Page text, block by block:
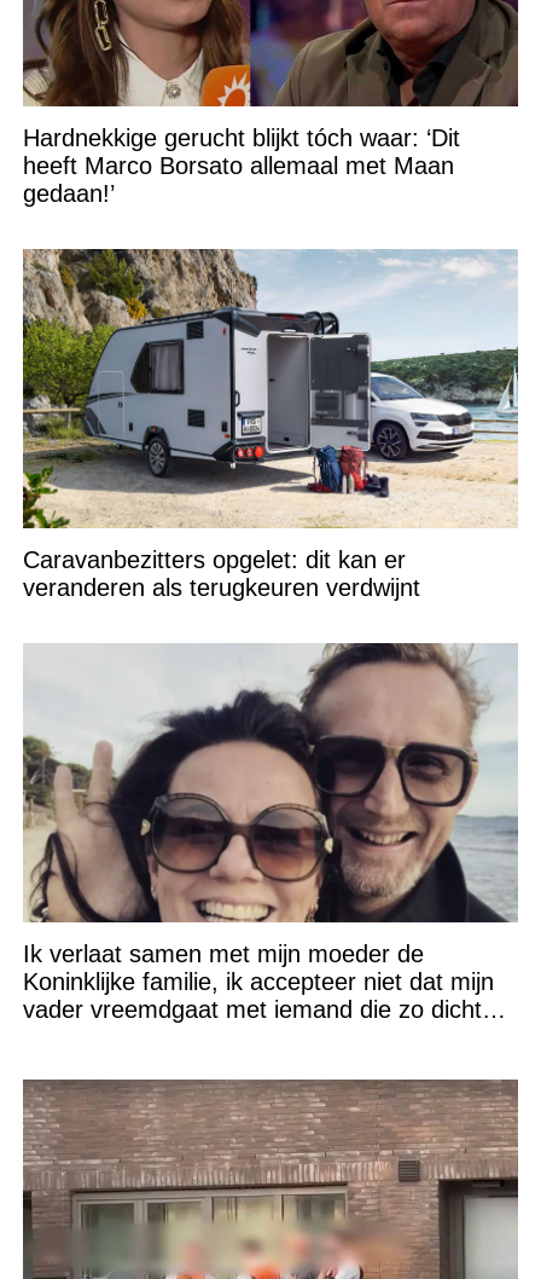
Hardnekkige gerucht blijkt tóch waar: ‘Dit
heeft Marco Borsato allemaal met Maan
gedaan!’
Caravanbezitters opgelet: dit kan er
veranderen als terugkeuren verdwijnt
Ik verlaat samen met mijn moeder de
Koninklijke familie, ik accepteer niet dat mijn
vader vreemdgaat met iemand die zo dichtbij